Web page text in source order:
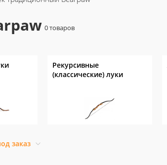
Рекурсивные
(классические) луки
заказ